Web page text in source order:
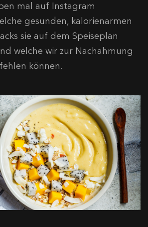
mal auf Instagram
gesunden, kalorienarmen
sie auf dem Speiseplan
welche wir zur Nachahmung
können.